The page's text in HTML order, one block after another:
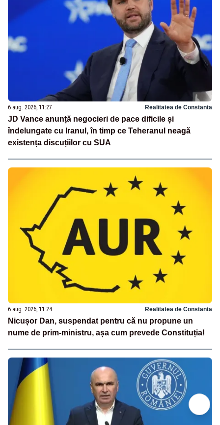
6 aug. 2026, 11:27 Realitatea de Constanta
JD Vance anunță negocieri de pace dificile și
îndelungate cu Iranul, în timp ce Teheranul neagă
existența discuțiilor cu SUA
6 aug. 2026, 11:24 Realitatea de Constanta
Nicușor Dan, suspendat pentru că nu propune un
nume de prim-ministru, așa cum prevede Constituția!